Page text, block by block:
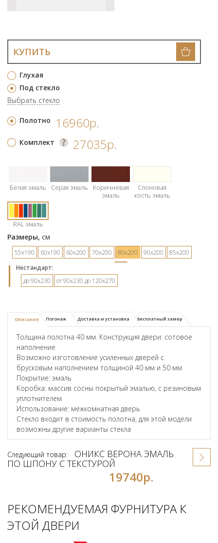
Глухая
Под стекло
Выбрать стекло
КУПИТЬ
Полотно 16960р.
Комплект 27035р.
Белая эмаль Серая эмаль
Коричневая
эмаль
Слоновая
кость эмаль
RAL эмаль
Размеры, см
55х190 60х190 60х200 70х200 80х200 90х200
85х200
Hестандарт:
до 90х230
от 90х230 до 120х270
Описание Погонаж Доставка и установка Бесплатный замер
Толщина полотна 40 мм. Конструкция двери: сотовое
наполнение
Возможно изготовление усиленных дверей с
брусковым наполнением толщиной 40 мм и 50 мм
Покрытие: эмаль
Коробка: массив сосны покрытый эмалью, с резиновым
уплотнителем
Использование: межкомнатная дверь
Стекло входит в стоимость полотна, для этой модели
возможны другие варианты стекла
Следующий товар:
ОНИКС ВЕРОНА ЭМАЛЬ
ПО ШПОНУ С ТЕКСТУРОЙ
19740р.
РЕКОМЕНДУЕМАЯ ФУРНИТУРА К
ЭТОЙ ДВЕРИ